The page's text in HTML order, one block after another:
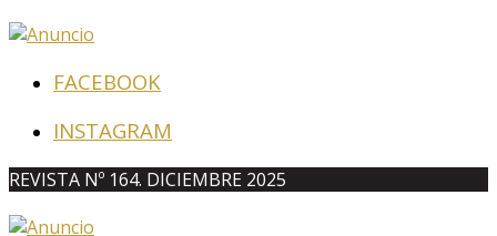
FACEBOOK
INSTAGRAM
REVISTA Nº 164. DICIEMBRE 2025